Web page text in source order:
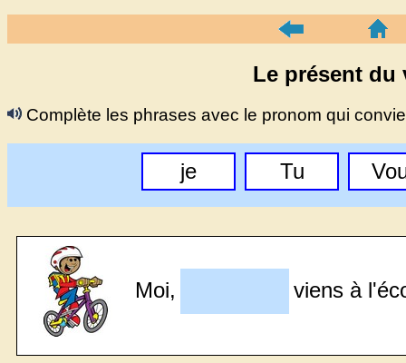
Le présent du
Complète les phrases avec le pronom qui
je Tu
Moi, viens à